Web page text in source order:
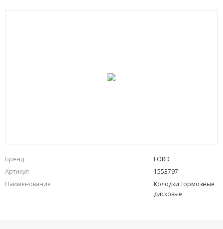
Бренд
FORD
Артикул
1553797
Наименование
Колодки тормозные
дисковые